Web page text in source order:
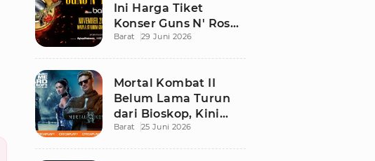
Ini Harga Tiket
Konser Guns N' Roses
di Stadion Madya
Barat 29 Juni 2026
Mortal Kombat II
Belum Lama Turun
dari Bioskop, Kini
Sudah Bisa Ditonton
Barat 25 Juni 2026